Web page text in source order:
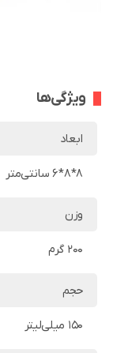
ویژگی‌ها
ابعاد
8*8*6 سانتی‌متر
وزن
200 گرم
حجم
150 میلی‌لیتر